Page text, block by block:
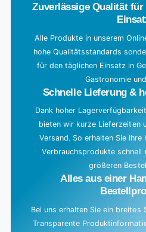
Zuverlässige Qualität
Alle Produkte in unserem
hohe Qualitätsstandards
für den täglichen Einsatz in
Gastronomie
Schnelle Lieferung &
Dank hoher
bieten wir kurze Lieferzeiten
Versand. So erhalten Sie
Verbrauchsprodukte schnell
größeren
Alles aus einer
Bei uns erhalten Sie ein breites
Transparente